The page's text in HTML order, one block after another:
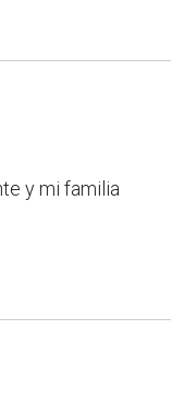
y mi familia